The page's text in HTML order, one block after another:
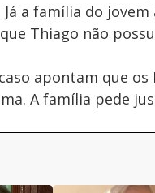
a família do jovem
Thiago não
apontam que
A família pede